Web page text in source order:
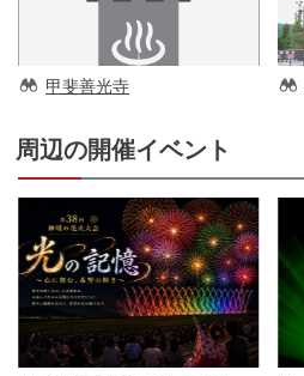
甲斐善光寺
周辺の開催イベント